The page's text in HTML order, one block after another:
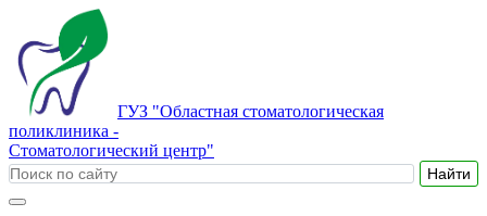
ГУЗ "Областная стоматологическая
поликлиника -
Стоматологический центр"